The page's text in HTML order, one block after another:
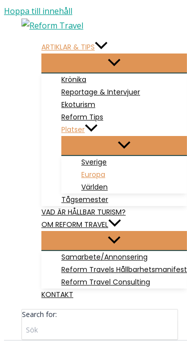
Hoppa till innehåll
ARTIKLAR & TIPS
Krönika
Reportage & Intervjuer
Ekoturism
Reform Tips
Platser
Sverige
Europa
Världen
Tågsemester
VAD ÄR HÅLLBAR TURISM?
OM REFORM TRAVEL
Samarbete/Annonsering
Reform Travels Hållbarhetsmanifest
Reform Travel Consulting
KONTAKT
Search for: